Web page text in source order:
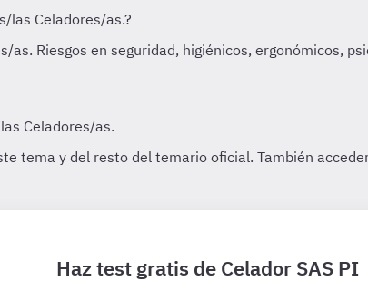
Haz test gratis de Celador SAS PI